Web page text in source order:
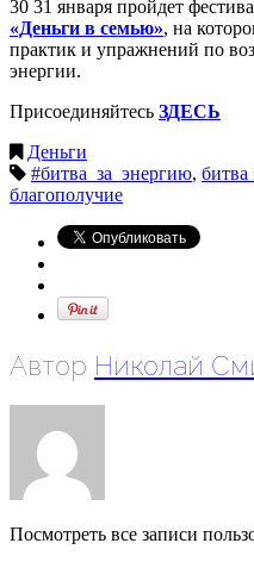
30 31 января пройдет
«Деньги в семью», на
практик и упражнений по
энергии.
Присоединяйтесь ЗДЕСЬ
Деньги
#битва_за_энергию, битва
благополучие
Автор Николай
Посмотреть все записи